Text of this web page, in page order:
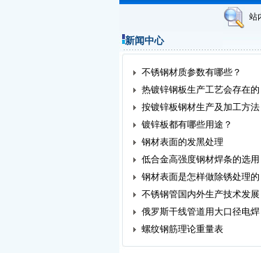
站
新闻中心
不锈钢材质参数有哪些？
热镀锌钢板生产工艺会存在的
按镀锌板钢材生产及加工方法
镀锌板都有哪些用途？
钢材表面的发黑处理
低合金高强度钢材焊条的选用
钢材表面是怎样做除锈处理的
不锈钢管国内外生产技术发展
俄罗斯干线管道用大口径电焊
螺纹钢筋理论重量表